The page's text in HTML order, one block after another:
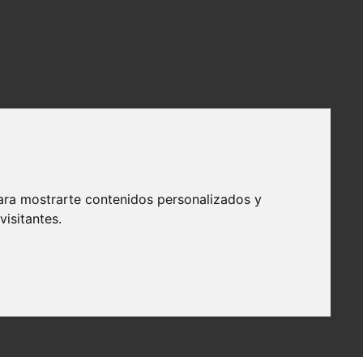
mostrarte contenidos personalizados y